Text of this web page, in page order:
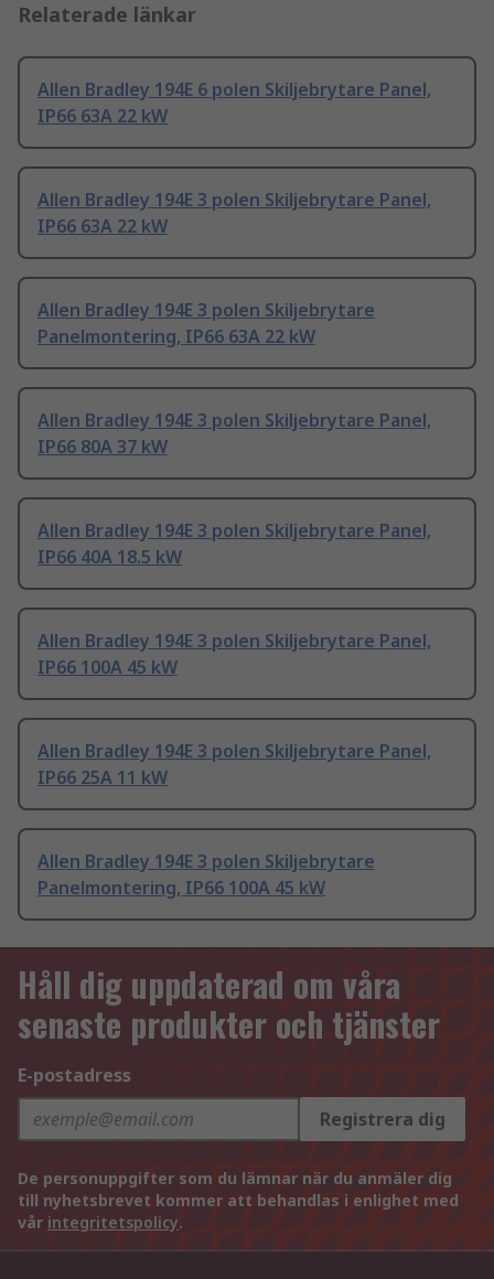
Relaterade länkar
Allen Bradley 194E 6 polen Skiljebrytare Panel,
IP66 63A 22 kW
Allen Bradley 194E 3 polen Skiljebrytare Panel,
IP66 63A 22 kW
Allen Bradley 194E 3 polen Skiljebrytare
Panelmontering, IP66 63A 22 kW
Allen Bradley 194E 3 polen Skiljebrytare Panel,
IP66 80A 37 kW
Allen Bradley 194E 3 polen Skiljebrytare Panel,
IP66 40A 18.5 kW
Allen Bradley 194E 3 polen Skiljebrytare Panel,
IP66 100A 45 kW
Allen Bradley 194E 3 polen Skiljebrytare Panel,
IP66 25A 11 kW
Allen Bradley 194E 3 polen Skiljebrytare
Panelmontering, IP66 100A 45 kW
Håll dig uppdaterad om våra
senaste produkter och tjänster
E-postadress
Registrera dig
De personuppgifter som du lämnar när du anmäler dig
till nyhetsbrevet kommer att behandlas i enlighet med
vår integritetspolicy.